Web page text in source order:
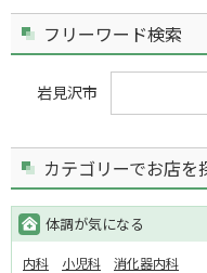
フリーワード検索
岩見沢市
カテゴリーでお店を
体調が気になる
内科 小児科
消化器内科